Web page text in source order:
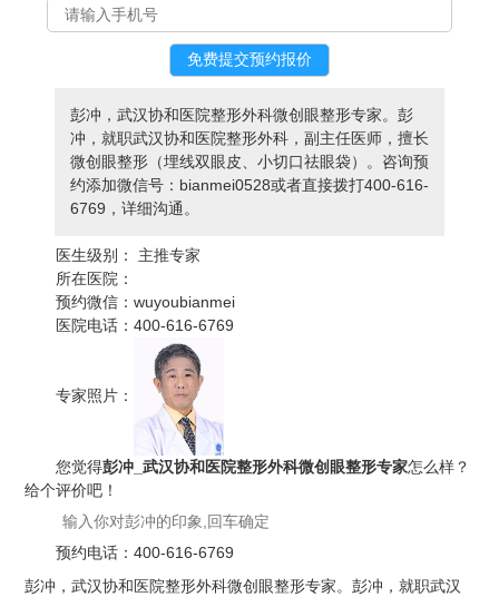
彭冲，武汉协和医院整形外科微创眼整形专家。彭
冲，就职武汉协和医院整形外科，副主任医师，擅长
微创眼整形（埋线双眼皮、小切口祛眼袋）。咨询预
约添加微信号：bianmei0528或者直接拨打400-616-
6769，详细沟通。
医生级别：
主推专家
所在医院：
预约微信：wuyoubianmei
医院电话：400-616-6769
专家照片：
您觉得彭冲_武汉协和医院整形外科微创眼整形专家怎么样？
给个评价吧！
预约电话：400-616-6769
彭冲，武汉协和医院整形外科微创眼整形专家。彭冲，就职武汉